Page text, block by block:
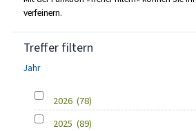
verfeinern.
Treffer filtern
Jahr
2026 (78)
2025 (89)